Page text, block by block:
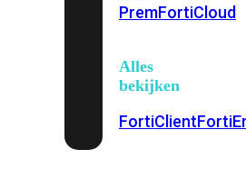
PremFortiCloud
Alles
bekijken
FortiClient